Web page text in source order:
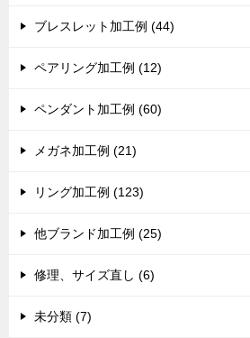
ブレスレット加工例 (44)
ペアリング加工例 (12)
ペンダント加工例 (60)
メガネ加工例 (21)
リング加工例 (123)
他ブランド加工例 (25)
修理、サイズ直し (6)
未分類 (7)